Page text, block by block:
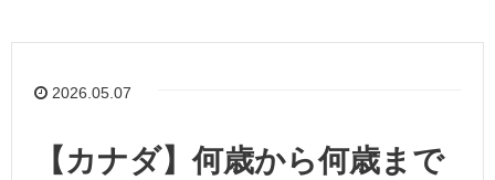
2026.05.07
【カナダ】何歳から何歳まで